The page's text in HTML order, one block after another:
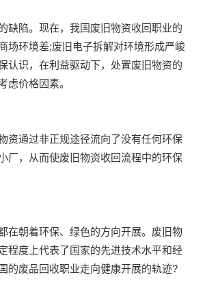
缺陷。现在，我国废旧物资收回职业的
场环境差;废旧电子拆解对环境形成严峻
认识，在利益驱动下，处置废旧物资的
虑价格因素。
资通过非正规途径流向了没有任何环保
厂，从而使废旧物资收回流程中的环保
在朝着环保、绿色的方向开展。废旧物
程度上代表了国家的先进技术水平和经
的废品回收职业走向健康开展的轨迹?